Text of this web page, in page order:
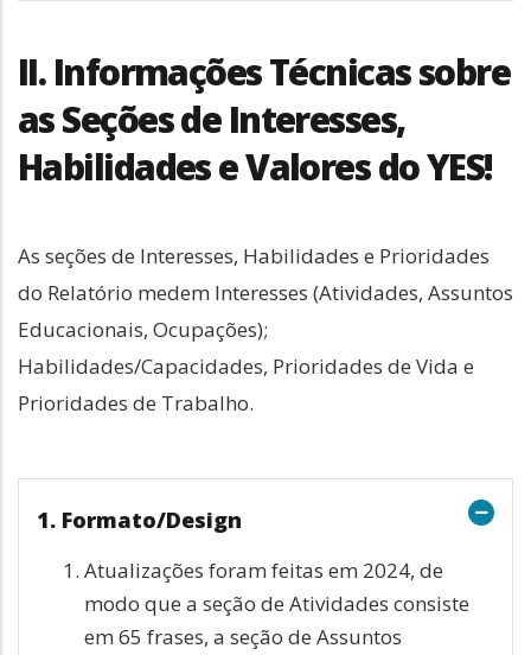
II. Informações Técnicas sobre
as Seções de Interesses,
Habilidades e Valores do YES!
As seções de Interesses, Habilidades e Prioridades
do Relatório medem Interesses (Atividades, Assuntos
Educacionais, Ocupações);
Habilidades/Capacidades, Prioridades de Vida e
Prioridades de Trabalho.
1. Formato/Design
Atualizações foram feitas em 2024, de
modo que a seção de Atividades consiste
em 65 frases, a seção de Assuntos